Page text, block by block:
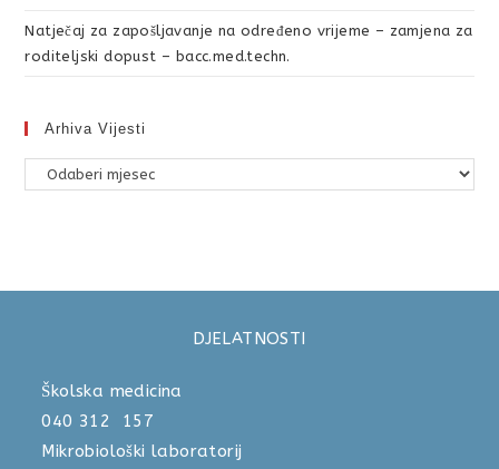
Natječaj za zapošljavanje na određeno vrijeme – zamjena za
roditeljski dopust – bacc.med.techn.
Arhiva Vijesti
DJELATNOSTI
Školska medicina
040 312 157
Mikrobiološki laboratorij